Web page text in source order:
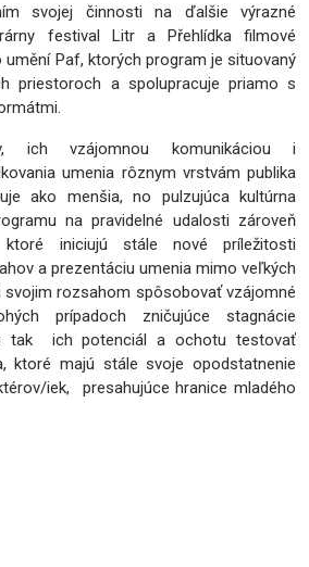
svojej činnosti na ďalšie výrazné
festival Litr a Přehlídka filmové
Paf, ktorých program je situovaný
priestoroch a spolupracuje priamo s
ich vzájomnou komunikáciou i
umenia rôznym vrstvám publika
ako menšia, no pulzujúca kultúrna
na pravidelné udalosti zároveň
iniciujú stále nové príležitosti
a prezentáciu umenia mimo veľkých
svojim rozsahom spôsobovať vzájomné
prípadoch zničujúce stagnácie
tak ich potenciál a ochotu testovať
ktoré majú stále svoje opodstatnenie
iek, presahujúce hranice mladého